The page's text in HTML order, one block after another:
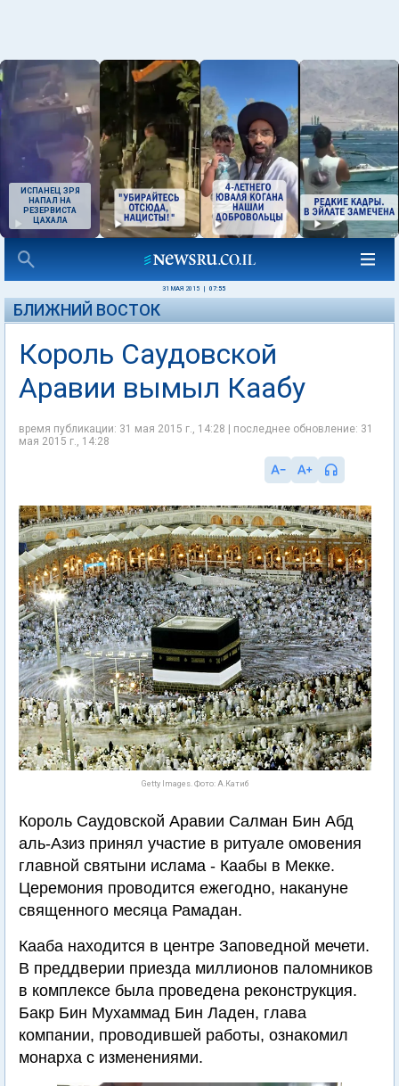
ИСПАНЕЦ ЗРЯ
НАПАЛ НА
РЕЗЕРВИСТА
ЦАХАЛА
31 МАЯ 2015 07:55
БЛИЖНИЙ ВОСТОК
Король Саудовской
Аравии вымыл Каабу
время публикации: 31 мая 2015 г., 14:28 | последнее обновление: 31
мая 2015 г., 14:28
Getty Images. Фото: А.Катиб
Король Саудовской Аравии Салман Бин Абд
аль-Азиз принял участие в ритуале омовения
главной святыни ислама - Каабы в Мекке.
Церемония проводится ежегодно, накануне
священного месяца Рамадан.
Кааба находится в центре Заповедной мечети.
В преддверии приезда миллионов паломников
в комплексе была проведена реконструкция.
Бакр Бин Мухаммад Бин Ладен, глава
компании, проводившей работы, ознакомил
монарха с изменениями.